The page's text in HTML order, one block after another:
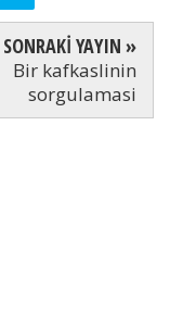
SONRAKİ YAYIN »
Bir kafkaslinin
sorgulamasi